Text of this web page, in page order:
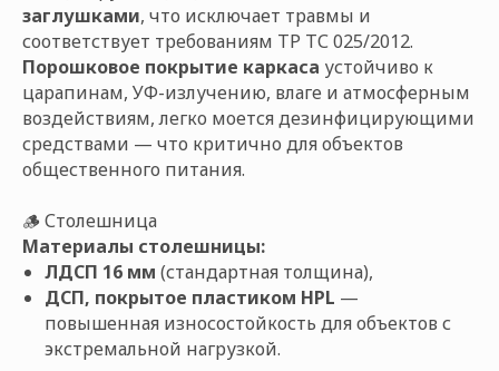
заглушками, что исключает травмы и
соответствует требованиям ТР ТС 025/2012.
Порошковое покрытие каркаса устойчиво к
царапинам, УФ-излучению, влаге и атмосферным
воздействиям, легко моется дезинфицирующими
средствами — что критично для объектов
общественного питания.
🪵 Столешница
Материалы столешницы:
ЛДСП 16 мм (стандартная толщина),
ДСП, покрытое пластиком HPL —
повышенная износостойкость для объектов с
экстремальной нагрузкой.